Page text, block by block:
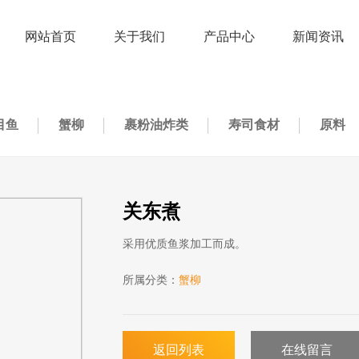
网站首页 关于我们 产品中心 新闻资讯
鱼 蟹柳 裹粉油炸类 寿司食材 原料
关东煮
采用优质鱼浆加工而成。
所属分类：蟹柳
返回列表 在线留言